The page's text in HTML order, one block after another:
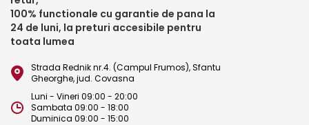
100% functionale cu garantie de pana la
24 de luni, la preturi accesibile pentru
toata lumea
Strada Rednik nr.4. (Campul Frumos), Sfantu
Gheorghe, jud. Covasna
Luni - Vineri 09:00 - 20:00
Sambata 09:00 - 18:00
Duminica 09:00 - 15:00